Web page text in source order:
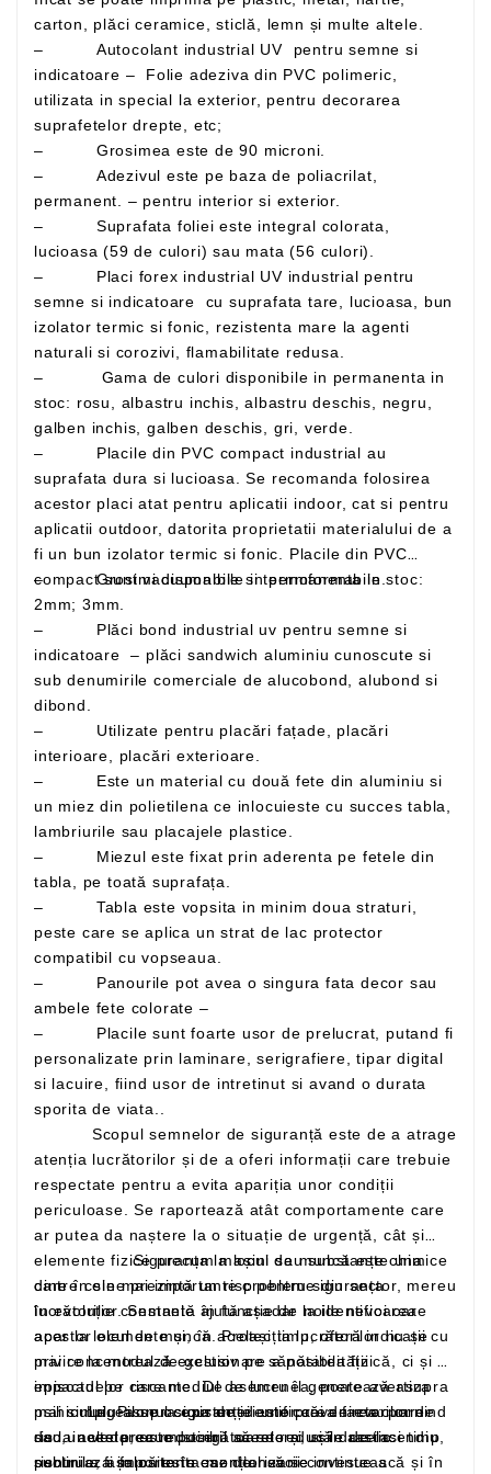
carton, plăci ceramice, sticlă, lemn și multe altele.
– Autocolant industrial UV pentru semne si
indicatoare – Folie adeziva din PVC polimeric,
utilizata in special la exterior, pentru decorarea
suprafetelor drepte, etc;
– Grosimea este de 90 microni.
– Adezivul este pe baza de poliacrilat,
permanent. – pentru interior si exterior.
– Suprafata foliei este integral colorata,
lucioasa (59 de culori) sau mata (56 culori).
– Placi forex industrial UV industrial pentru
semne si indicatoare cu suprafata tare, lucioasa, bun
izolator termic si fonic, rezistenta mare la agenti
naturali si corozivi, flamabilitate redusa.
– Gama de culori disponibile in permanenta in
stoc: rosu, albastru inchis, albastru deschis, negru,
galben inchis, galben deschis, gri, verde.
– Placile din PVC compact industrial au
suprafata dura si lucioasa. Se recomanda folosirea
acestor placi atat pentru aplicatii indoor, cat si pentru
aplicatii outdoor, datorita proprietatii materialului de a
fi un bun izolator termic si fonic. Placile din PVC
compact sunt vacuumabile si termoformabile.
– Grosimi disponibile in permanenta in stoc:
2mm; 3mm.
– Plăci bond industrial uv pentru semne si
indicatoare – plăci sandwich aluminiu cunoscute si
sub denumirile comerciale de alucobond, alubond si
dibond.
– Utilizate pentru placări fațade, placări
interioare, placări exterioare.
– Este un material cu două fete din aluminiu si
un miez din polietilena ce inlocuieste cu succes tabla,
lambriurile sau placajele plastice.
– Miezul este fixat prin aderenta pe fetele din
tabla, pe toată suprafața.
– Tabla este vopsita in minim doua straturi,
peste care se aplica un strat de lac protector
compatibil cu vopseaua.
– Panourile pot avea o singura fata decor sau
ambele fete colorate –
– Placile sunt foarte usor de prelucrat, putand fi
personalizate prin laminare, serigrafiere, tipar digital
si lacuire, fiind usor de intretinut si avand o durata
sporita de viata..
atenția lucrătorilor și de a oferi informații care trebuie
respectate pentru a evita apariția unor condiții
periculoase. Se raportează atât comportamente care
ar putea da naștere la o situație de urgență, cât și
elemente fizice precum mașini sau substanțe chimice
care în sine prezintă un risc pentru siguranța
lucrătorilor. Semnele ajută așadar la identificarea
acestor elemente și, în același timp, oferă indicații cu
privire la modul de gestionare a posibilității
episoadelor riscante. De asemenea, poate avertiza
mai simplu asupra existenței unor căi de evacuare
sau unelte precum stingătoarele și ușile de incendiu,
pentru a fi folosite în caz de nevoie.
Siguranța la locul de muncă este una
dintre cele mai importante probleme din sector, mereu
în evoluție constantă în funcție de noile nevoi care
apar la locul de muncă. Protecția lucrătorilor nu se
mai concentrează exclusiv pe sănătatea fizică, ci și pe
impactul pe care mediul de lucru îl generează asupra
psihicului. Pilonul siguranței este prevenirea: pornind
de la acesta, este posibil să se reducă drastic
riscurile, așa că este esențial să se investească și în
Legea se ocupa de identificarea factorilor de
risc, in vederea reducerii acestora, si in acelasi timp
subliniaza importanta monitorizarii continue a